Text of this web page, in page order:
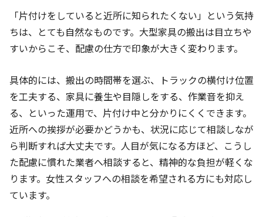
「片付けをしていると近所に知られたくない」という気持
ちは、とても自然なものです。大型家具の搬出は目立ちや
すいからこそ、配慮の仕方で印象が大きく変わります。
具体的には、搬出の時間帯を選ぶ、トラックの横付け位置
を工夫する、家具に養生や目隠しをする、作業音を抑え
る、といった運用で、片付け中と分かりにくくできます。
近所への挨拶が必要かどうかも、状況に応じて相談しなが
ら判断すれば大丈夫です。人目が気になる方ほど、こうし
た配慮に慣れた業者へ相談すると、精神的な負担が軽くな
ります。女性スタッフへの相談を希望される方にも対応し
ています。